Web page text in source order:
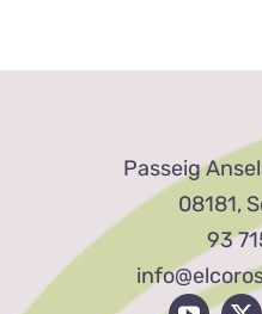
Passeig
08181,
93